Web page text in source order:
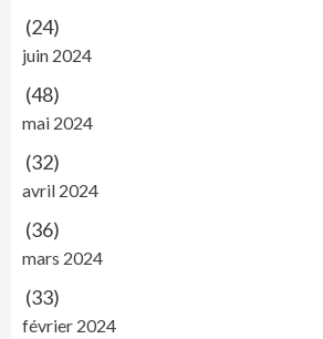
(24)
juin 2024
(48)
mai 2024
(32)
avril 2024
(36)
mars 2024
(33)
février 2024